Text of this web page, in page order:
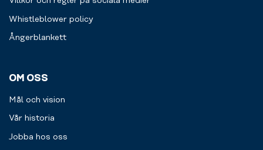
Whistleblower policy
Ångerblankett
OM OSS
Mål och vision
Vår historia
Jobba hos oss